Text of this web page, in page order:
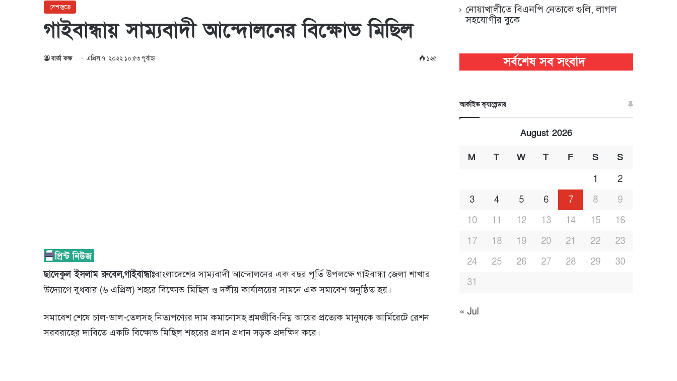
দেশজুড়ে
গাইবান্ধায় সাম্যবাদী আন্দোলনের বিক্ষোভ মিছিল
বার্তা কক্ষ এপ্রিল ৭, ২০২২ ১০:৫৩ পূর্বাহ্ণ ১২৫
ছাদেকুল ইসলাম রুবেল,গাইবান্ধাঃবাংলাদেশের সাম্যবাদী আন্দোলনের এক বছর পূর্তি উপলক্ষে গাইবান্ধা জেলা শাখার
উদ্যোগে বুধবার (৬ এপ্রিল) শহরে বিক্ষোভ মিছিল ও দলীয় কার্যালয়ের সামনে এক সমাবেশ অনুষ্ঠিত হয়।
সমাবেশ শেষে চাল-ডাল-তেলসহ নিত্যপণ্যের দাম কমানোসহ শ্রমজীবি-নিম্ন আয়ের প্রত্যেক মানুষকে আর্মিরেটে রেশন
সরবরাহের দাবিতে একটি বিক্ষোভ মিছিল শহরের প্রধান প্রধান সড়ক প্রদক্ষিণ করে।
নোয়াখালীতে বিএনপি নেতাকে গুলি, লাগল
সহযোগীর বুকে
আর্কাইভ ক্যালেন্ডার
August 2026
M T W T F S S
1
2
3
4 5 6 7 8
9
10
11 12 13 14 15
16
17
18 19 20 21 22
23
24
25 26 27 28 29
30
31
« Jul